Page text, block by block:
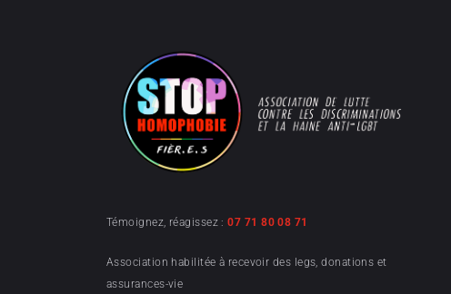
Témoignez, réagissez :07 71 80 08 71
Association habilitée à recevoir des legs, donations et
assurances-vie